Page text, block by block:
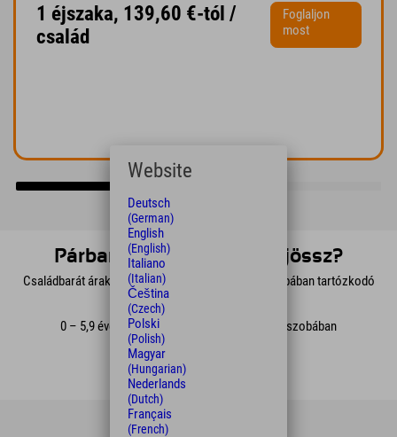
1 éjszaka, 139,60 €-tól /
család
Foglaljon
most
Párban vagy hármasban jössz?
Családbarát árak vonatkoznak a szülőkkel egy szobában tartózkodó
gyermekekre.
0 – 5,9 éves korig: ingyenes a szülőkkel egy szobában
6 – 11,9 év: 20 euró/éj
12 éves kortól: 25 euró/éj
Website
Deutsch
(German)
English
(English)
Italiano
(Italian)
Čeština
(Czech)
Polski
(Polish)
Magyar
(Hungarian)
Nederlands
(Dutch)
Français
(French)